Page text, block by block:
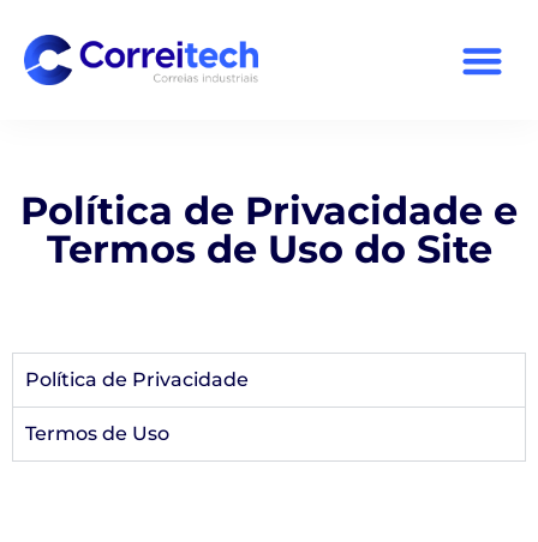
Política de Privacidade e
Termos de Uso do Site
Política de Privacidade
Termos de Uso